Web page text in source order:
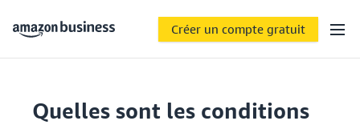
Créer un compte gratuit
Quelles sont les conditions